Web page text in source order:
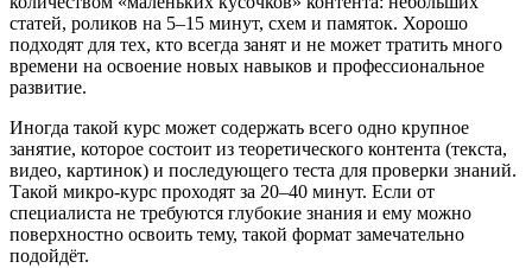
статей, роликов на 5–15 минут, схем и памяток. Хорошо
подходят для тех, кто всегда занят и не может тратить много
времени на освоение новых навыков и профессиональное
развитие.
Иногда такой курс может содержать всего одно крупное
занятие, которое состоит из теоретического контента (текста,
видео, картинок) и последующего теста для проверки знаний.
Такой микро-курс проходят за 20–40 минут. Если от
специалиста не требуются глубокие знания и ему можно
поверхностно освоить тему, такой формат замечательно
подойдёт.